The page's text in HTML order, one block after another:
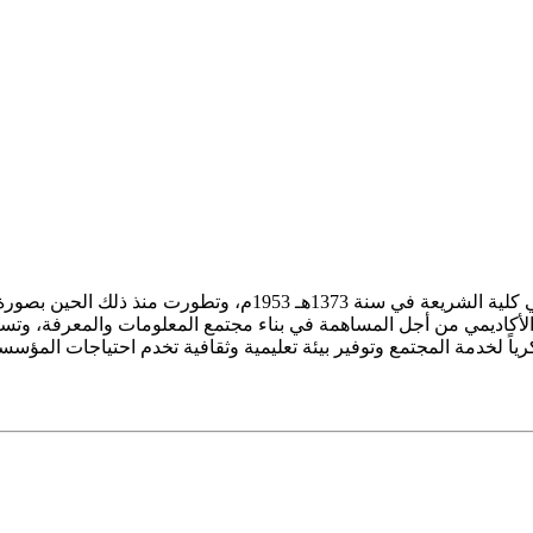
الأكاديمي من أجل المساهمة في بناء مجتمع المعلومات والمعرفة،
لخدمة المجتمع وتوفير بيئة تعليمية وثقافية تخدم احتياجات